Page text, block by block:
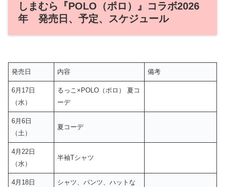
しまむら『POLO（ポロ）』コラボ2026
年 発売日、予定、スケジュール
発売日 内容 備考
6月17日
（水）
るっこ×POLO（ポロ） 夏コ
ーデ
6月6日
（土）
夏コーデ
4月22日
（水）
半袖Tシャツ
4月18日
シャツ、パンツ、ハットな